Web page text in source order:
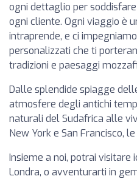
ogni dettaglio per
ogni cliente. Ogni viaggio è
intraprende, e ci
personalizzati che ti
tradizioni e paesaggi
Dalle splendide spiagge
atmosfere degli antichi
naturali del Sudafrica alle
New York e San Francisco,
Insieme a noi, potrai visitare
Londra, o avventurarti in